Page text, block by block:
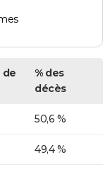
de
% des
décès
50,6 %
49,4 %